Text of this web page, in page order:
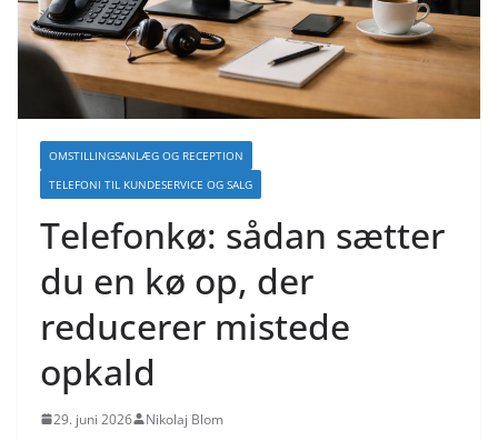
OMSTILLINGSANLÆG OG RECEPTION
TELEFONI TIL KUNDESERVICE OG SALG
Telefonkø: sådan sætter
du en kø op, der
reducerer mistede
opkald
29. juni 2026 Nikolaj Blom